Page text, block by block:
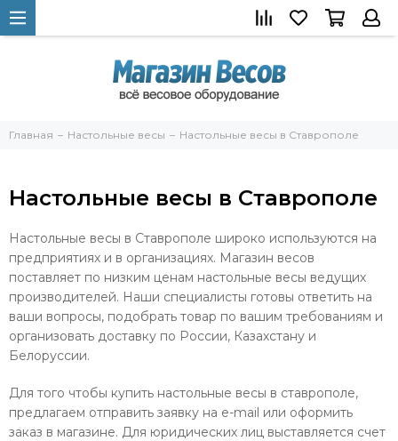
Главная Настольные весы Настольные весы в Ставрополе
Настольные весы в Ставрополе
Настольные весы в Ставрополе широко используются на
предприятиях и в организациях. Магазин весов
поставляет по низким ценам настольные весы ведущих
производителей. Наши специалисты готовы ответить на
ваши вопросы, подобрать товар по вашим требованиям и
организовать доставку по России, Казахстану и
Белоруссии.
Для того чтобы купить настольные весы в ставрополе,
предлагаем отправить заявку на e-mail или оформить
заказ в магазине. Для юридических лиц выставляется счет